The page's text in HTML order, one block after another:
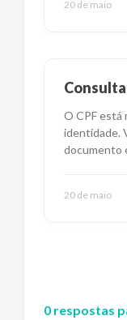
20 de maio
O CPF está
identidade.
documento
20 de maio
0 respostas